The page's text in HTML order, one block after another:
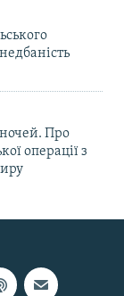
Про
операції з